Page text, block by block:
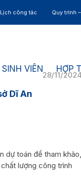
Lịch công tác Quy trình
VIÊN HỢP
28/11/
Dĩ An
dự toán để tham khảo,
lượng công trình